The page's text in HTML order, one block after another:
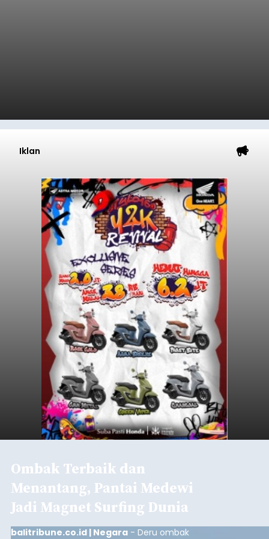
Iklan
Ombak Terbaik dan
Menantang, Pantai Medewi
Jadi Magnet Surfing Dunia
balitribune.co.id | Negara - Deru ombak